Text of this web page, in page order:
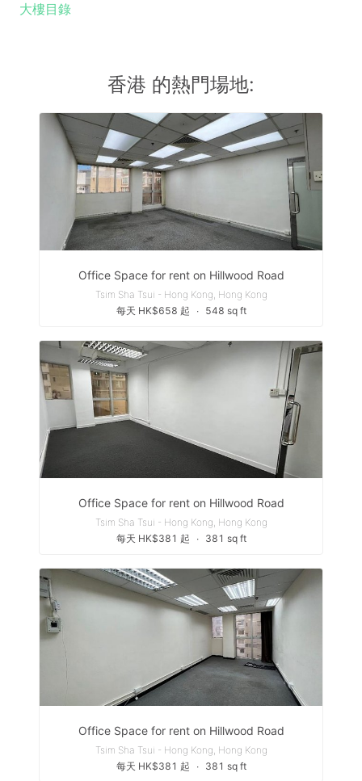
大樓目錄
香港 的熱門場地:
Office Space for rent on Hillwood Road
Tsim Sha Tsui - Hong Kong, Hong Kong
每天 HK$658 起
∙ 548 sq ft
Office Space for rent on Hillwood Road
Tsim Sha Tsui - Hong Kong, Hong Kong
每天 HK$381 起
∙ 381 sq ft
Office Space for rent on Hillwood Road
Tsim Sha Tsui - Hong Kong, Hong Kong
每天 HK$381 起
∙ 381 sq ft